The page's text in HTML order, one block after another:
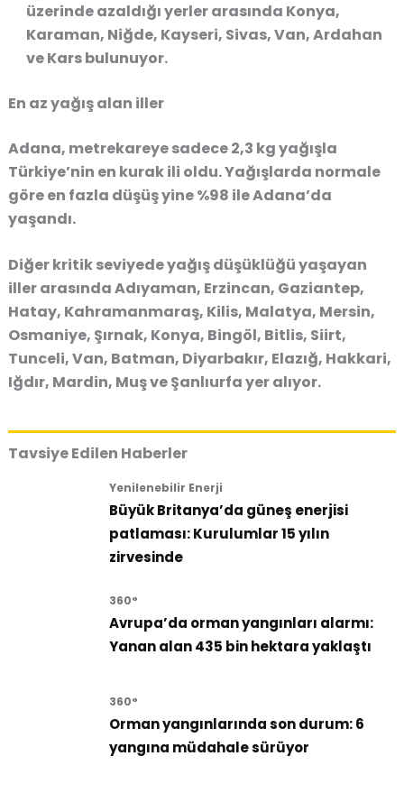
üzerinde azaldığı yerler arasında Konya,
Karaman, Niğde, Kayseri, Sivas, Van, Ardahan
ve Karsbulunuyor.
En az yağış alan iller
Adana, metrekareyesadece 2,3 kg yağışla
Türkiye’nin en kurak ili oldu. Yağışlarda normale
göre en fazla düşüş yine %98 ile Adana’da
yaşandı.
Diğer kritik seviyede yağış düşüklüğü yaşayan
iller arasındaAdıyaman, Erzincan, Gaziantep,
Hatay, Kahramanmaraş, Kilis, Malatya, Mersin,
Osmaniye, Şırnak, Konya, Bingöl, Bitlis, Siirt,
Tunceli, Van, Batman, Diyarbakır, Elazığ, Hakkari,
Iğdır, Mardin, Muş ve Şanlıurfayer alıyor.
Tavsiye Edilen Haberler
Yenilenebilir Enerji
Büyük Britanya’da güneş enerjisi
patlaması: Kurulumlar 15 yılın
zirvesinde
360°
Avrupa’da orman yangınları alarmı:
Yanan alan 435 bin hektara yaklaştı
360°
Orman yangınlarında son durum: 6
yangına müdahale sürüyor